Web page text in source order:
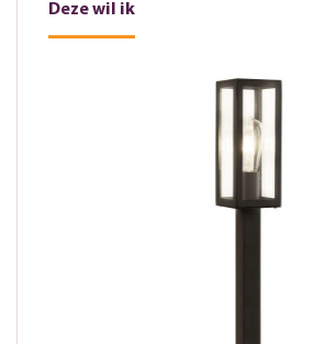
Deze wil ik